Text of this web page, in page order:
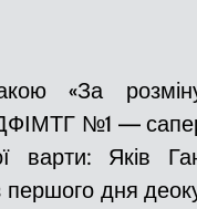
«За
№1 —
варти: Яків
першого дня